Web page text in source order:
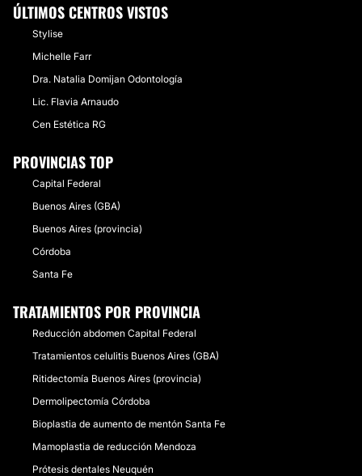
ÚLTIMOS CENTROS VISTOS
Stylise
Michelle Farr
Dra. Natalia Domijan Odontología
Lic. Flavia Arnaudo
Cen Estética RG
PROVINCIAS TOP
Capital Federal
Buenos Aires (GBA)
Buenos Aires (provincia)
Córdoba
Santa Fe
TRATAMIENTOS POR PROVINCIA
Reducción abdomen Capital Federal
Tratamientos celulitis Buenos Aires (GBA)
Ritidectomía Buenos Aires (provincia)
Dermolipectomía Córdoba
Bioplastia de aumento de mentón Santa Fe
Mamoplastia de reducción Mendoza
Prótesis dentales Neuquén